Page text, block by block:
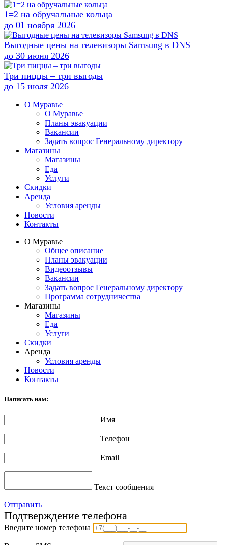
1=2 на обручальные кольца
до 01 ноября 2026
Выгодные цены на телевизоры Samsung в DNS
до 30 июня 2026
Три пиццы ‒ три выгоды
до 15 июля 2026
О Муравье
О Муравье
Планы эвакуации
Вакансии
Задать вопрос Генеральному директору
Магазины
Магазины
Еда
Услуги
Скидки
Аренда
Условия аренды
Новости
Контакты
О Муравье
Общее описание
Планы эвакуации
Видеоотзывы
Вакансии
Задать вопрос Генеральному директору
Программа сотрудничества
Магазины
Магазины
Еда
Услуги
Скидки
Аренда
Условия аренды
Новости
Контакты
Написать нам:
Имя
Телефон
Email
Текст сообщения
Отправить
Подтверждение телефона
Введите номер телефона